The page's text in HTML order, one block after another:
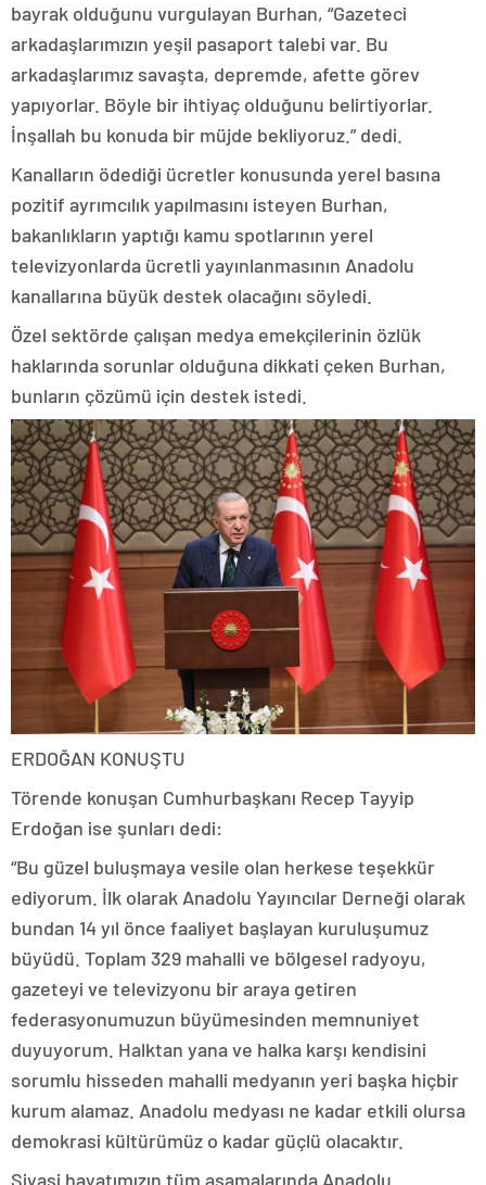
bayrak olduğunu vurgulayan Burhan, “Gazeteci
arkadaşlarımızın yeşil pasaport talebi var. Bu
arkadaşlarımız savaşta, depremde, afette görev
yapıyorlar. Böyle bir ihtiyaç olduğunu belirtiyorlar.
İnşallah bu konuda bir müjde bekliyoruz.” dedi.
Kanalların ödediği ücretler konusunda yerel basına
pozitif ayrımcılık yapılmasını isteyen Burhan,
bakanlıkların yaptığı kamu spotlarının yerel
televizyonlarda ücretli yayınlanmasının Anadolu
kanallarına büyük destek olacağını söyledi.
Özel sektörde çalışan medya emekçilerinin özlük
haklarında sorunlar olduğuna dikkati çeken Burhan,
bunların çözümü için destek istedi.
ERDOĞAN KONUŞTU
Törende konuşan Cumhurbaşkanı Recep Tayyip
Erdoğan ise şunları dedi:
“Bu güzel buluşmaya vesile olan herkese teşekkür
ediyorum. İlk olarak Anadolu Yayıncılar Derneği olarak
bundan 14 yıl önce faaliyet başlayan kuruluşumuz
büyüdü. Toplam 329 mahalli ve bölgesel radyoyu,
gazeteyi ve televizyonu bir araya getiren
federasyonumuzun büyümesinden memnuniyet
duyuyorum. Halktan yana ve halka karşı kendisini
sorumlu hisseden mahalli medyanın yeri başka hiçbir
kurum alamaz. Anadolu medyası ne kadar etkili olursa
demokrasi kültürümüz o kadar güçlü olacaktır.
Siyasi hayatımızın tüm aşamalarında Anadolu